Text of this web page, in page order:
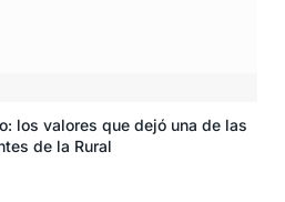
los valores que dejó una de las
de la Rural